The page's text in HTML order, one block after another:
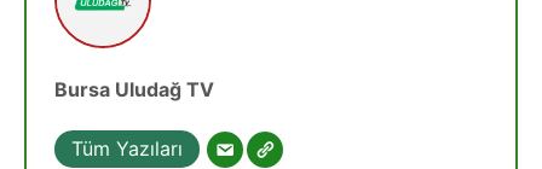
Bursa Uludağ TV
Tüm Yazıları